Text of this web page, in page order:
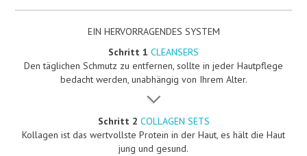
EIN HERVORRAGENDES SYSTEM
Schritt 1 CLEANSERS
Den täglichen Schmutz zu entfernen, sollte in jeder Hautpflege
bedacht werden, unabhängig von Ihrem Alter.
Schritt 2 COLLAGEN SETS
Kollagen ist das wertvollste Protein in der Haut, es hält die Haut
jung und gesund.